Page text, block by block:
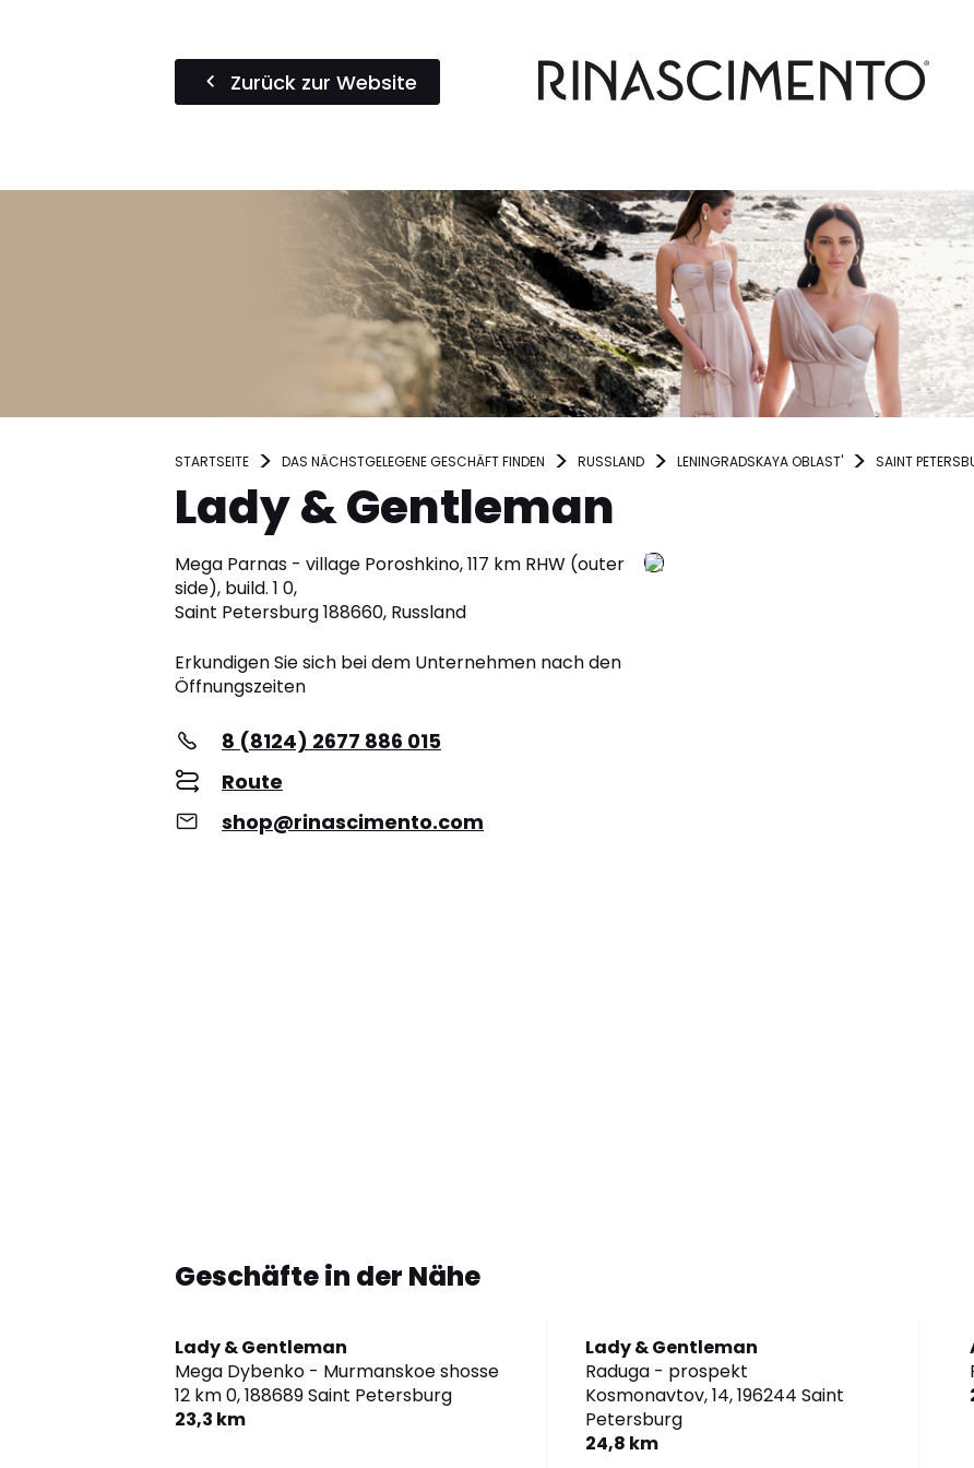
Zurück zur Website
STARTSEITE DAS NÄCHSTGELEGENE GESCHÄFT FINDEN RUSSLAND LENINGRADSKAYA OBLAST' SAINT
Lady & Gentleman
Mega Parnas - village Poroshkino, 117 km RHW (outer
side), build. 1 0,
Saint Petersburg 188660, Russland
Erkundigen Sie sich bei dem Unternehmen nach den
Öffnungszeiten
8 (8124) 2677 886 015
Route
shop@rinascimento.com
Geschäfte in der Nähe
Lady & Gentleman
Mega Dybenko - Murmanskoe shosse
12 km 0,188689 Saint Petersburg
23,3 km
Lady & Gentleman
Raduga - prospekt
Kosmonavtov, 14,196244 Saint
Petersburg
24,8 km